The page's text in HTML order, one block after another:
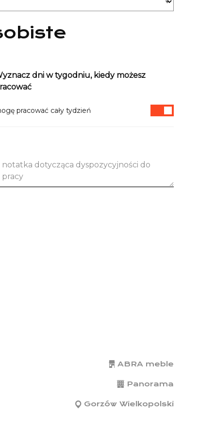
dni w tygodniu, kiedy możesz
pracować cały tydzień
ABRA meble
Panorama
Gorzów Wielkopolski